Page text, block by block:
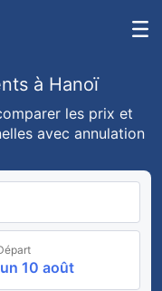
à Hanoï
les prix et
avec annulation
10 août